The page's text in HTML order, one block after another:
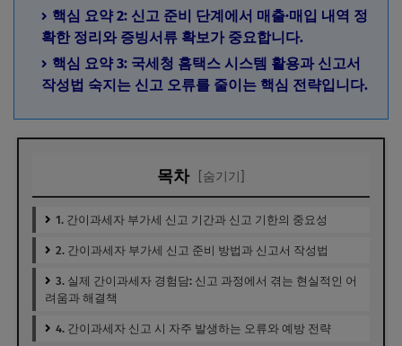
핵심 요약 2: 신고 준비 단계에서 매출·매입 내역 정
확한 정리와 증빙서류 확보가 중요합니다.
핵심 요약 3: 국세청 홈택스 시스템 활용과 신고서
작성법 숙지는 신고 오류를 줄이는 핵심 전략입니다.
목차 [숨기기]
1. 간이과세자 부가세 신고 기간과 신고 기한의 중요성
2. 간이과세자 부가세 신고 준비 방법과 신고서 작성법
3. 실제 간이과세자 경험담: 신고 과정에서 겪는 현실적인 어
려움과 해결책
4. 간이과세자 신고 시 자주 발생하는 오류와 예방 전략